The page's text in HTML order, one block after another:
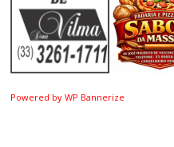
Powered by WP Bannerize